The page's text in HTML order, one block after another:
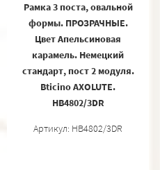
Рамка 3 поста, овальной
формы. ПРОЗРАЧНЫЕ.
Цвет Апельсиновая
карамель. Немецкий
стандарт, пост 2 модуля.
Bticino AXOLUTE.
HB4802/3DR
Артикул: HB4802/3DR